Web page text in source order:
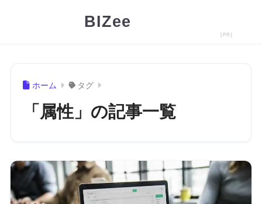
BIZee
ホーム タグ
「属性」の記事一覧